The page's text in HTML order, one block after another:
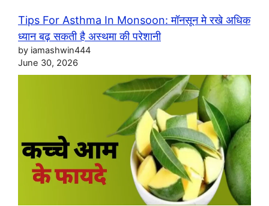
Tips For Asthma In Monsoon: मॉनसून मे रखे अधिक
ध्यान बढ़ सकती है अस्थमा की परेशानी
by iamashwin444
June 30, 2026